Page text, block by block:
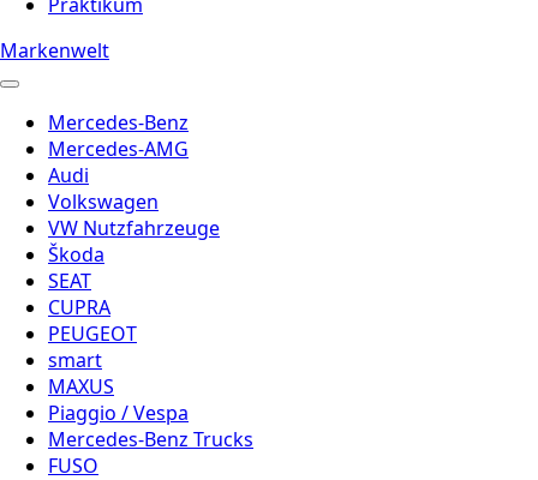
Markenwelt
Mercedes-Benz
Mercedes-AMG
Audi
Volkswagen
VW Nutzfahrzeuge
Škoda
SEAT
CUPRA
PEUGEOT
smart
MAXUS
Piaggio / Vespa
Mercedes-Benz Trucks
FUSO